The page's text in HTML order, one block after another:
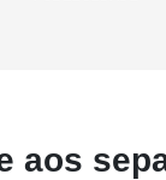
aos